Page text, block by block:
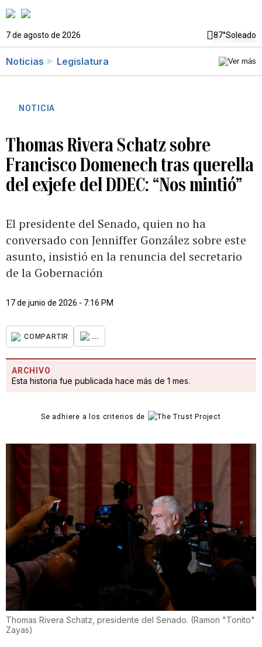
7 de agosto de 2026 87°Soleado
Noticias Legislatura
NOTICIA
Thomas Rivera Schatz sobre
Francisco Domenech tras querella
del exjefe del DDEC: “Nos mintió”
El presidente del Senado, quien no ha
conversado con Jenniffer González sobre este
asunto, insistió en la renuncia del secretario
de la Gobernación
17 de junio de 2026 - 7:16 PM
COMPARTIR ...
ARCHIVO
Esta historia fue publicada hace más de 1 mes.
Se adhiere a los criterios de
Thomas Rivera Schatz, presidente del Senado. (Ramon "Tonito"
Zayas)